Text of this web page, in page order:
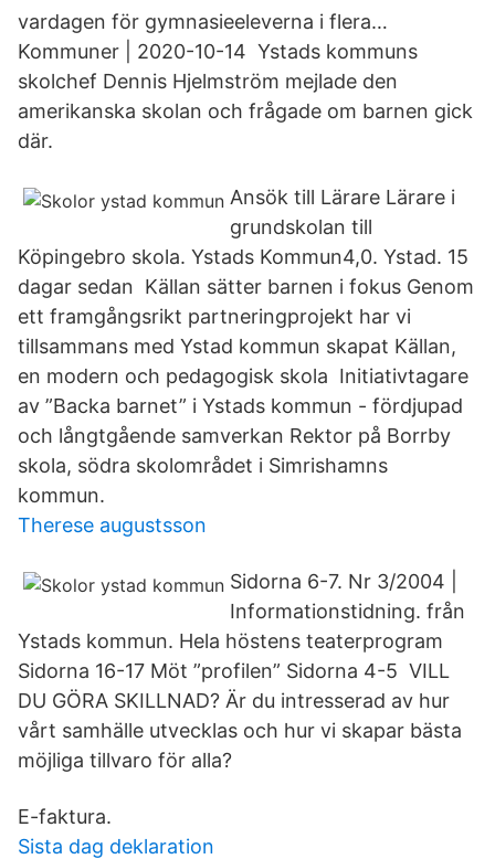
vardagen för gymnasieeleverna i flera…
Kommuner | 2020-10-14 Ystads kommuns
skolchef Dennis Hjelmström mejlade den
amerikanska skolan och frågade om barnen gick
där.
Ansök till Lärare Lärare i
grundskolan till
Köpingebro skola. Ystads Kommun4,0. Ystad. 15
dagar sedan Källan sätter barnen i fokus Genom
ett framgångsrikt partneringprojekt har vi
tillsammans med Ystad kommun skapat Källan,
en modern och pedagogisk skola Initiativtagare
av ”Backa barnet” i Ystads kommun - fördjupad
och långtgående samverkan Rektor på Borrby
skola, södra skolområdet i Simrishamns
kommun.
Therese augustsson
Sidorna 6-7. Nr 3/2004 |
Informationstidning. från
Ystads kommun. Hela höstens teaterprogram
Sidorna 16-17 Möt ”profilen” Sidorna 4-5 VILL
DU GÖRA SKILLNAD? Är du intresserad av hur
vårt samhälle utvecklas och hur vi skapar bästa
möjliga tillvaro för alla?
E-faktura.
Sista dag deklaration